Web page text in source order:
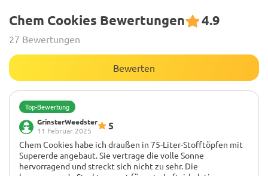
Chem Cookies Bewertungen 4.9
27 Bewertungen
Bewerten
Top-Bewertung
GrinsterWeedster
11 Februar 2025
5
Chem Cookies habe ich draußen in 75-Liter-Stofftöpfen mit
Supererde angebaut. Sie vertrage die volle Sonne
hervorragend und streckt sich nicht zu sehr. Die